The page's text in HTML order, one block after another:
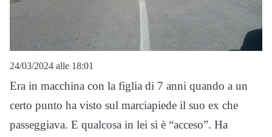
24/03/2024 alle 18:01
Era in macchina con la figlia di 7 anni quando a un
certo punto ha visto sul marciapiede il suo ex che
passeggiava. E qualcosa in lei si è “acceso”. Ha